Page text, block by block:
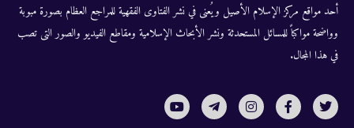
أحد مواقع مركز الإسلام الأصيل ويُعنى في نشر الفتاوى الفقهية للمراجع العظام بصورة مبوبة
وواضحة مواكباً للمسائل المستحدثة ونشر الأبحاث الإسلامية ومقاطع الفيديو والصور التى تصب
في هذا المجال.